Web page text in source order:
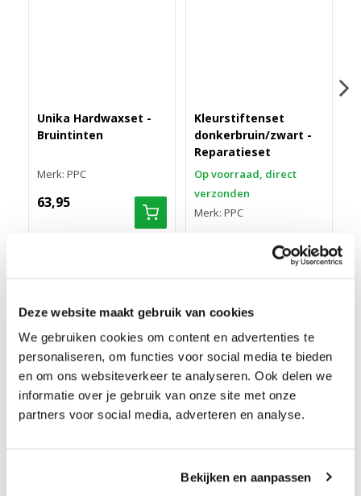
Deze website maakt gebruik van cookies
We gebruiken cookies om content en advertenties te
personaliseren, om functies voor social media te bieden
en om ons websiteverkeer te analyseren. Ook delen we
informatie over je gebruik van onze site met onze
partners voor social media, adverteren en analyse.
Bekijken en aanpassen
Unika Hardwaxset -
Bruintinten
Merk: PPC
63,95
Kleurstiftenset
donkerbruin/zwart -
Reparatieset
Op voorraad, direct
verzonden
Merk: PPC
LOSSE HARDWAXSTAAF 556 LICHT MAHONIE
Met deze Losse hardwaxstaaf 556 Licht Mahonie kun je kleine
beschadigingen in je parket (houten vloer) makkelijk in de
oorspronkelijke kleur repareren. Werk de krassen op de
beschadigde planken gewoon bij met een beetje was.
Voor beschadigingen in je Parket (houten vloer)